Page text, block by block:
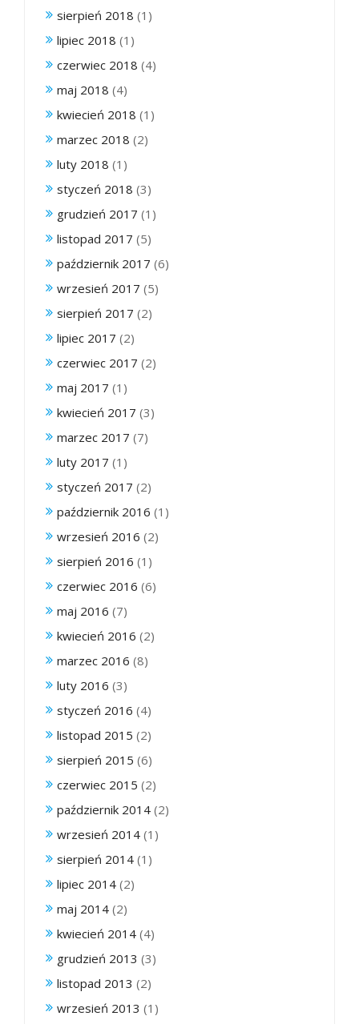
sierpień 2018 (1)
lipiec 2018 (1)
czerwiec 2018 (4)
maj 2018 (4)
kwiecień 2018 (1)
marzec 2018 (2)
luty 2018 (1)
styczeń 2018 (3)
grudzień 2017 (1)
listopad 2017 (5)
październik 2017 (6)
wrzesień 2017 (5)
sierpień 2017 (2)
lipiec 2017 (2)
czerwiec 2017 (2)
maj 2017 (1)
kwiecień 2017 (3)
marzec 2017 (7)
luty 2017 (1)
styczeń 2017 (2)
październik 2016 (1)
wrzesień 2016 (2)
sierpień 2016 (1)
czerwiec 2016 (6)
maj 2016 (7)
kwiecień 2016 (2)
marzec 2016 (8)
luty 2016 (3)
styczeń 2016 (4)
listopad 2015 (2)
sierpień 2015 (6)
czerwiec 2015 (2)
październik 2014 (2)
wrzesień 2014 (1)
sierpień 2014 (1)
lipiec 2014 (2)
maj 2014 (2)
kwiecień 2014 (4)
grudzień 2013 (3)
listopad 2013 (2)
wrzesień 2013 (1)